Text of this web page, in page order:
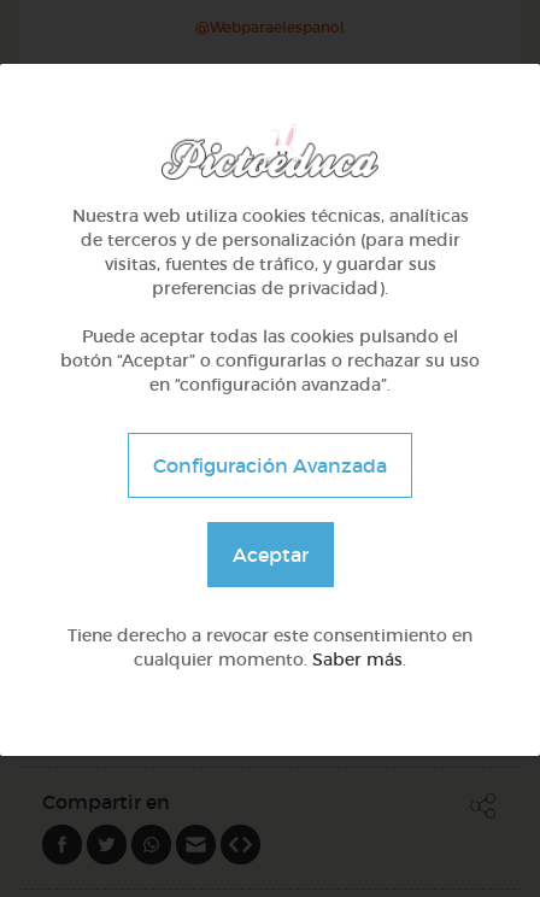
@Webparaelespanol
Preguntas con qué
Quiz
Compartir en
Nuestra web utiliza cookies técnicas, analíticas
de terceros y de personalización (para medir
visitas, fuentes de tráfico, y guardar sus
preferencias de privacidad).
Puede aceptar todas las cookies pulsando el
botón “Aceptar” o configurarlas o rechazar su uso
en “configuración avanzada”.
Configuración Avanzada
Aceptar
Tiene derecho a revocar este consentimiento en
cualquier momento. Saber más.